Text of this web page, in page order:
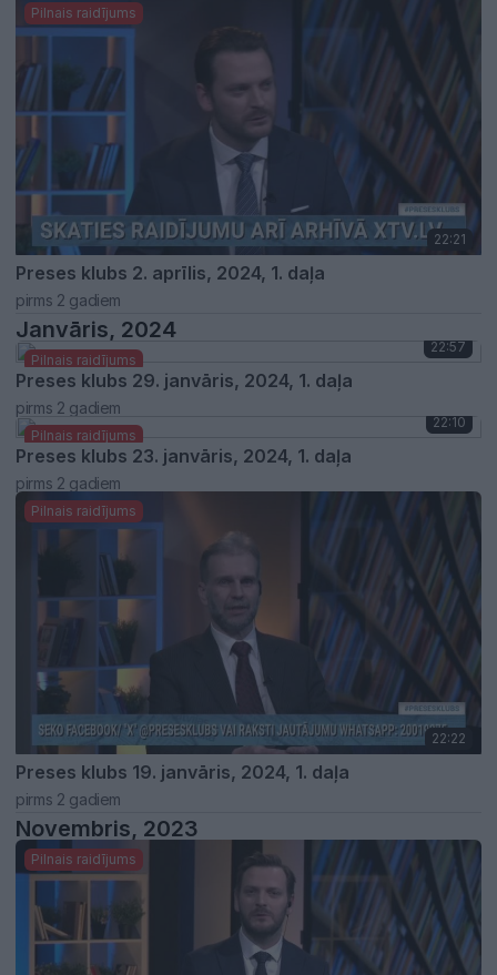
Pilnais raidījums
22:21
Preses klubs 2. aprīlis, 2024, 1. daļa
pirms 2 gadiem
Janvāris, 2024
Pilnais raidījums
22:57
Preses klubs 29. janvāris, 2024, 1. daļa
pirms 2 gadiem
Pilnais raidījums
22:10
Preses klubs 23. janvāris, 2024, 1. daļa
pirms 2 gadiem
Pilnais raidījums
22:22
Preses klubs 19. janvāris, 2024, 1. daļa
pirms 2 gadiem
Novembris, 2023
Pilnais raidījums